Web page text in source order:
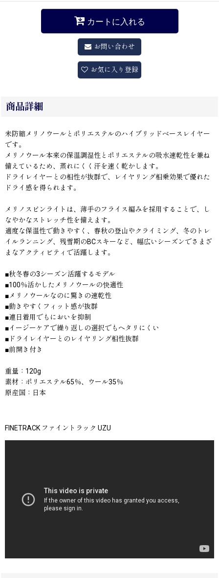
カートに入れる
お問い合わせ
お気に入り登録
商品詳細
未防縮メリノウールとポリエステルのハイブリッドベースレイヤー
です。
メリノウール本来の保温調湿性とポリエステルの吸水速乾性を兼ね
備えているため、蒸れにくく汗を速く乾かします。
ドライレイヤーとの相性が抜群で、レイヤリング相乗効果で優れた
ドライ感を得られます。
メリノスピンライトは、薄手のフライス編みを採用することで、し
なやかなストレッチ性を備えます。
適度な保温性で動きやすく、春秋の登山やクライミング、冬のトレ
イルランニング、残雪期のBCスキーなど、幅広いシーズンでさまざ
まなアクティビティで活躍します。
■秋冬春の3シーズン活躍するモデル
■100％活かしたメリノウールの快適性
■メリノウールなのに驚きの速乾性
■動きやすくフィット感が抜群
■連日着用でもにおいを抑制
■イージーケアで繰り返しの選択でもヘタリにくい
■ドライレイヤーとのレイヤリング相性抜群
■前開き付き
重量：120g
素材：ポリエステル65％、ウール35％
原産国：日本
FINETRACK ファイントラック UZU